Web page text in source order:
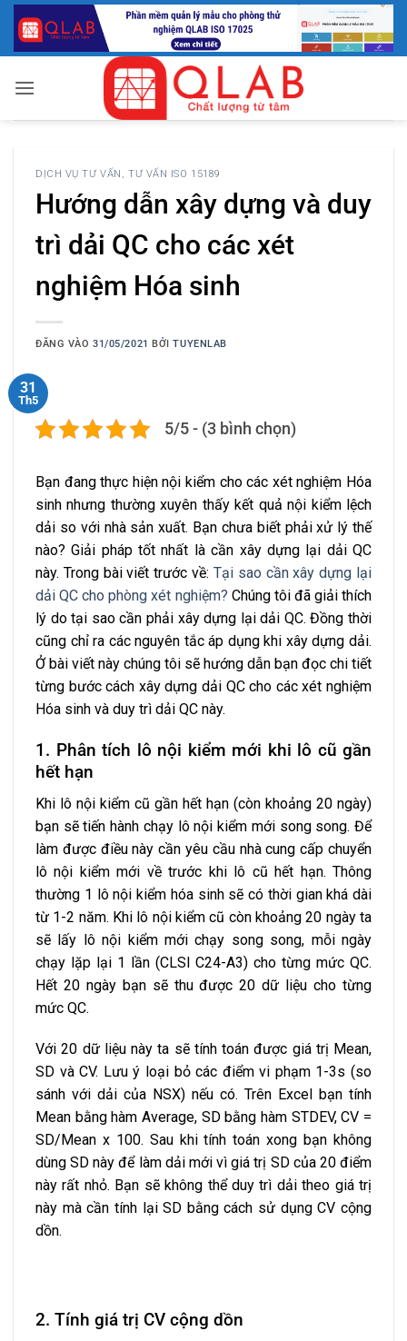
Bỏ
qua
nội
dung
DỊCH VỤ TƯ VẤN , TƯ VẤN ISO 15189
Hướng dẫn xây dựng và duy
trì dải QC cho các xét
nghiệm Hóa sinh
ĐĂNG VÀO31/05/2021 BỞITUYENLAB
31
Th5
5/5 - (3 bình chọn)
Bạn đang thực hiện nội kiểm cho các xét nghiệm Hóa
sinh nhưng thường xuyên thấy kết quả nội kiểm lệch
dải so với nhà sản xuất. Bạn chưa biết phải xử lý thế
nào? Giải pháp tốt nhất là cần xây dựng lại dải QC
này. Trong bài viết trước về: Tại sao cần xây dựng lại
dải QC cho phòng xét nghiệm? Chúng tôi đã giải thích
lý do tại sao cần phải xây dựng lại dải QC. Đồng thời
cũng chỉ ra các nguyên tắc áp dụng khi xây dựng dải.
Ở bài viết này chúng tôi sẽ hướng dẫn bạn đọc chi tiết
từng bước cách xây dựng dải QC cho các xét nghiệm
Hóa sinh và duy trì dải QC này.
1. Phân tích lô nội kiểm mới khi lô cũ gần
hết hạn
Khi lô nội kiểm cũ gần hết hạn (còn khoảng 20 ngày)
bạn sẽ tiến hành chạy lô nội kiểm mới song song. Để
làm được điều này cần yêu cầu nhà cung cấp chuyển
lô nội kiểm mới về trước khi lô cũ hết hạn. Thông
thường 1 lô nội kiểm hóa sinh sẽ có thời gian khá dài
từ 1-2 năm. Khi lô nội kiểm cũ còn khoảng 20 ngày ta
sẽ lấy lô nội kiểm mới chạy song song, mỗi ngày
chạy lặp lại 1 lần (CLSI C24-A3) cho từng mức QC.
Hết 20 ngày bạn sẽ thu được 20 dữ liệu cho từng
mức QC.
Với 20 dữ liệu này ta sẽ tính toán được giá trị Mean,
SD và CV. Lưu ý loại bỏ các điểm vi phạm 1-3s (so
sánh với dải của NSX) nếu có. Trên Excel bạn tính
Mean bằng hàm Average, SD bằng hàm STDEV, CV =
SD/Mean x 100. Sau khi tính toán xong bạn không
dùng SD này để làm dải mới vì giá trị SD của 20 điểm
này rất nhỏ. Bạn sẽ không thể duy trì dải theo giá trị
này mà cần tính lại SD bằng cách sử dụng CV cộng
dồn.
2. Tính giá trị CV cộng dồn